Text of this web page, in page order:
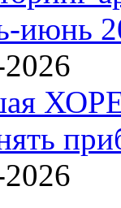
июнь